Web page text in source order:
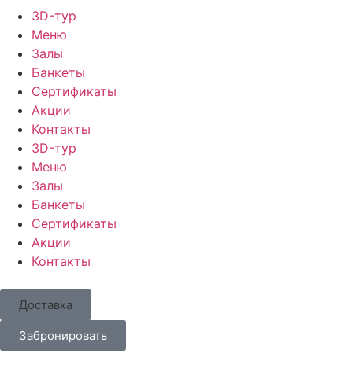
3D-тур
Меню
Залы
Банкеты
Сертификаты
Акции
Контакты
3D-тур
Меню
Залы
Банкеты
Сертификаты
Акции
Контакты
Доставка
Забронировать